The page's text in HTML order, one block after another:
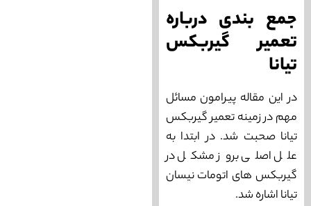
جمع بندی درباره
تعمیر گیربکس
تیانا
در این مقاله پیرامون مسائل
مهم در زمینه تعمیر گیربکس
تیانا صحبت شد. در ابتدا به
علل اصلی بروز مشکل در
گیربکس های اتومات نیسان
تیانا اشاره شد.